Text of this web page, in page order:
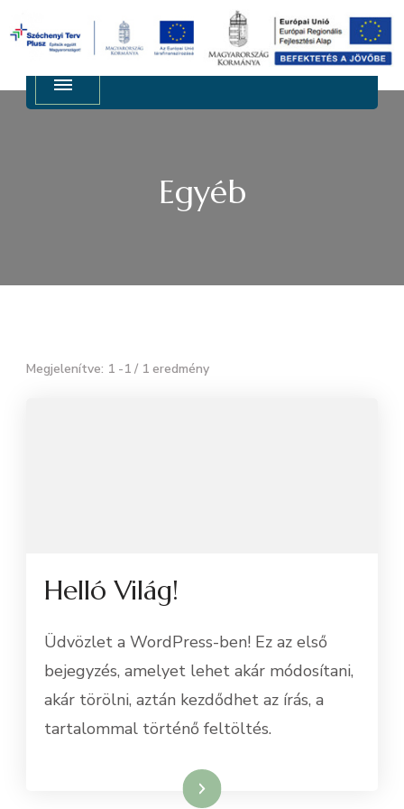
Regy Metal Kft.
3063 Jobbágyi, Apponyi út 109-111. Tel: +36 32 475
024, Fax: +36 32 475 242
Egyéb
Megjelenítve: 1 -1 / 1 eredmény
Helló Világ!
Üdvözlet a WordPress-ben! Ez az első
bejegyzés, amelyet lehet akár módosítani,
akár törölni, aztán kezdődhet az írás, a
tartalommal történő feltöltés.
Tovább